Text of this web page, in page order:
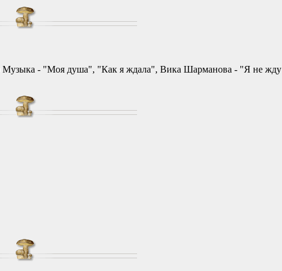
Музыка - "Моя душа", "Как я ждала", Вика Шарманова - "Я не жду